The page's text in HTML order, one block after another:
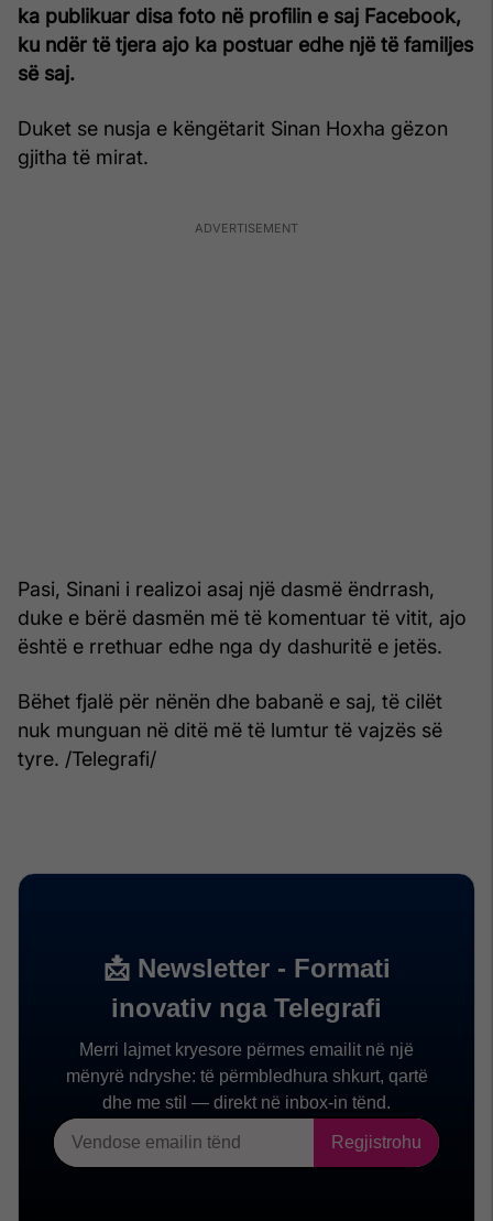
ka publikuar disa foto në profilin e saj Facebook,
ku ndër të tjera ajo ka postuar edhe një të familjes
së saj.
Duket se nusja e këngëtarit Sinan Hoxha gëzon
gjitha të mirat.
Pasi, Sinani i realizoi asaj një dasmë ëndrrash,
duke e bërë dasmën më të komentuar të vitit, ajo
është e rrethuar edhe nga dy dashuritë e jetës.
Bëhet fjalë për nënën dhe babanë e saj, të cilët
nuk munguan në ditë më të lumtur të vajzës së
tyre. /Telegrafi/